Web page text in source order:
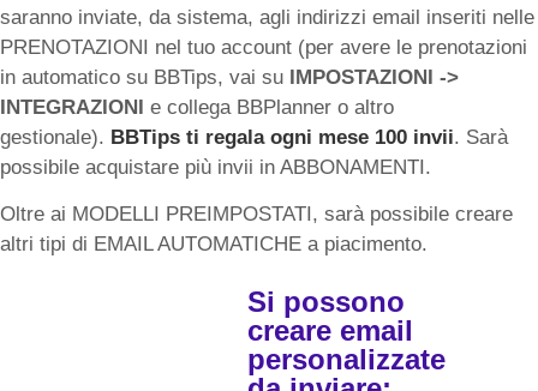
saranno inviate, da sistema, agli indirizzi email inseriti nelle
PRENOTAZIONI nel tuo account (per avere le prenotazioni
in automatico su BBTips, vai su IMPOSTAZIONI ->
INTEGRAZIONI e collega BBPlanner o altro
gestionale). BBTips ti regala ogni mese 100 invii. Sarà
possibile acquistare più invii in ABBONAMENTI.
Oltre ai MODELLI PREIMPOSTATI, sarà possibile creare
altri tipi di EMAIL AUTOMATICHE a piacimento.
Si possono
creare email
personalizzate